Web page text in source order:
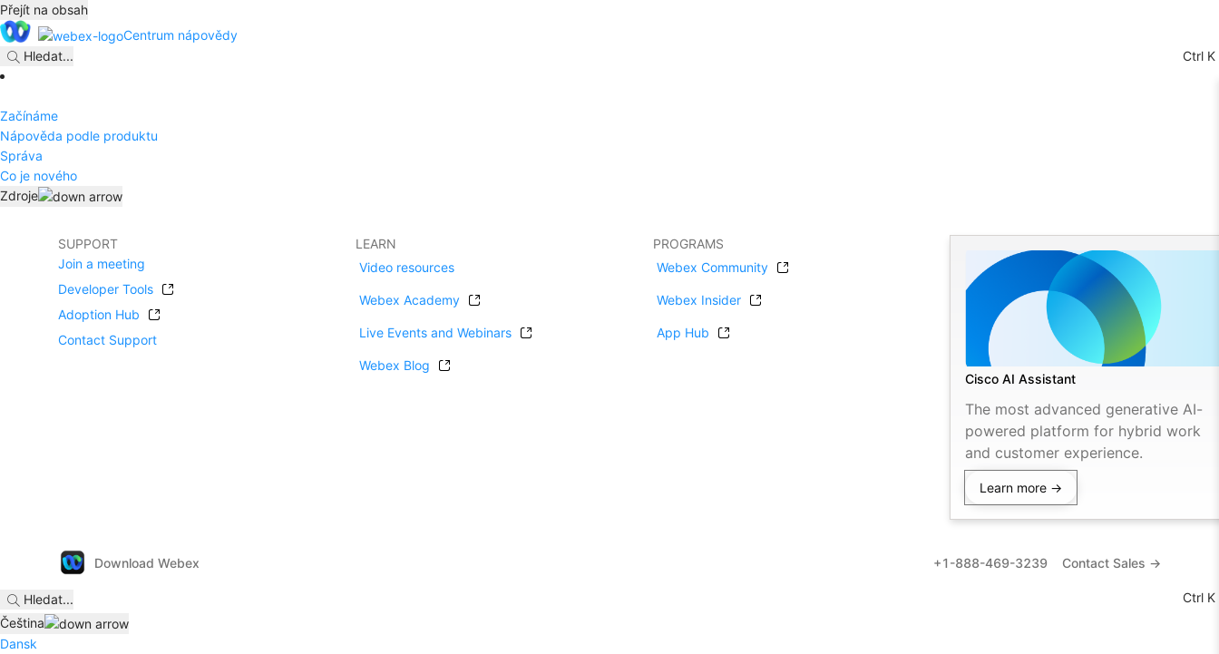
Přejít na obsah
Centrum nápovědy
Hledat... Ctrl K
Začínáme
Nápověda podle produktu
Správa
Co je nového
Zdroje
SUPPORT
Join a meeting
Developer Tools
Adoption Hub
Contact Support
LEARN
Video resources
Webex Academy
Live Events and Webinars
Webex Blog
PROGRAMS
Webex Community
Webex Insider
App Hub
Cisco AI Assistant
The most advanced generative AI-
powered platform for hybrid work
and customer experience.
Learn more →
Download Webex +1-888-469-3239 Contact Sales →
Hledat...
Ctrl K
Čeština
Dansk